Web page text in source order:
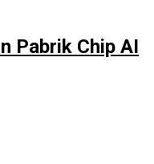
Pabrik Chip AI